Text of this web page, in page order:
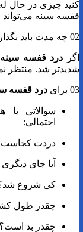
کنید چیزی در حال
قفسه سینه
02 چه مدت باید بگذارم
اگر درد قفسه سینه
شدیدتر شد. منتظر نمانید.
03 برای درد قفسه
احتمالی:
دردت
آیا جای
کی شروع
چقدر طول
چقدر بد است؟